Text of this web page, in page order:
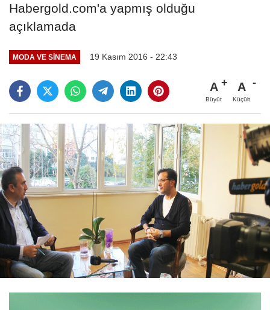
Habergold.com'a yapmış olduğu
açıklamada
MODA VE SINEMA 19 Kasım 2016 - 22:43
A
Büyüt
A
Küçült